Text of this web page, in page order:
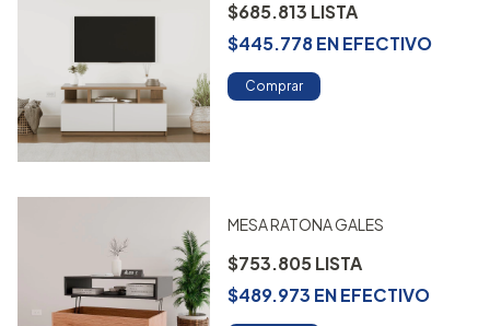
$685.813
$445.778ENEFECTIVO
Comprar
MESA RATONA GALES
$753.805
$489.973 ENEFECTIVO